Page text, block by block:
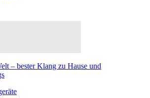
– bester Klang zu Hause und